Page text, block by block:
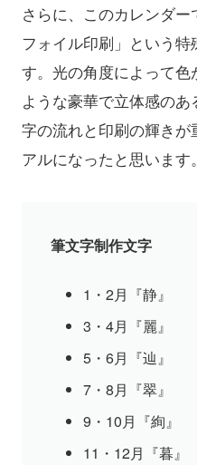
さらに、このカレンダ
フォイル印刷」という
す。光の角度によって色
ような豪華で立体感の
字の流れと印刷の輝きが
アルになったと思います。
筆文字制作文字
1・2月『静』
3・4月『麗』
5・6月『辿』
7・8月『翠』
9・10月『絢』
11・12月『暮』